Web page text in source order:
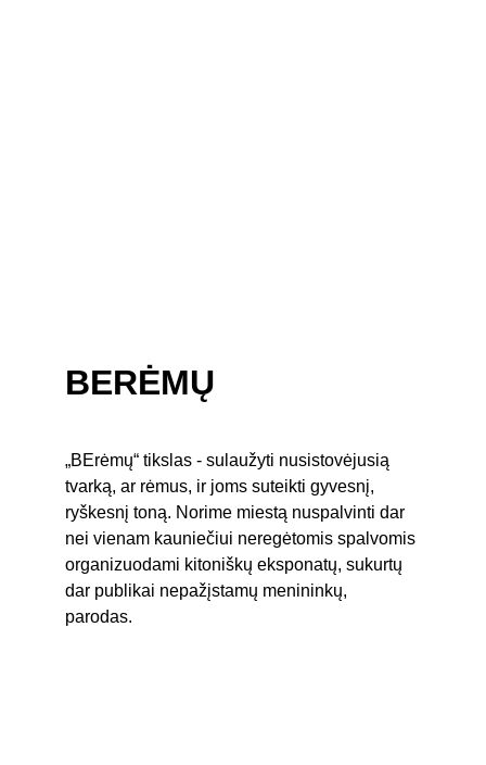
„BErėmų“ tikslas - sulaužyti nusistovėjusią
tvarką, ar rėmus, ir joms suteikti gyvesnį,
ryškesnį toną. Norime miestą nuspalvinti dar
nei vienam kauniečiui neregėtomis spalvomis
organizuodami kitoniškų eksponatų, sukurtų
dar publikai nepažįstamų menininkų,
parodas.
BERĖMŲ